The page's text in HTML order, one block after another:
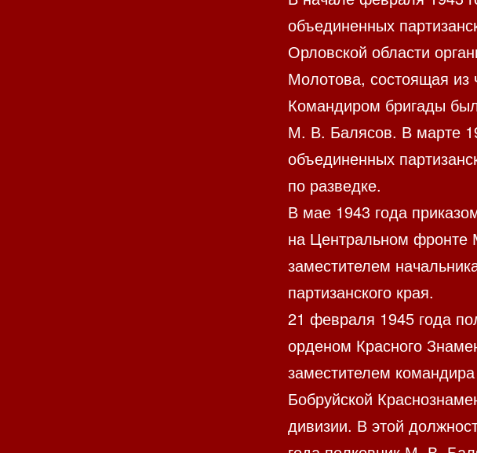
объединенных
Орловской области
Молотова, состоящая из
Командиром бригады
М. В. Балясов. В марте
объединенных
по разведке.
В мае 1943 года
на Центральном фронте
заместителем
партизанского края.
21 февраля 1945 года
орденом Красного
заместителем
Бобруйской
дивизии. В этой